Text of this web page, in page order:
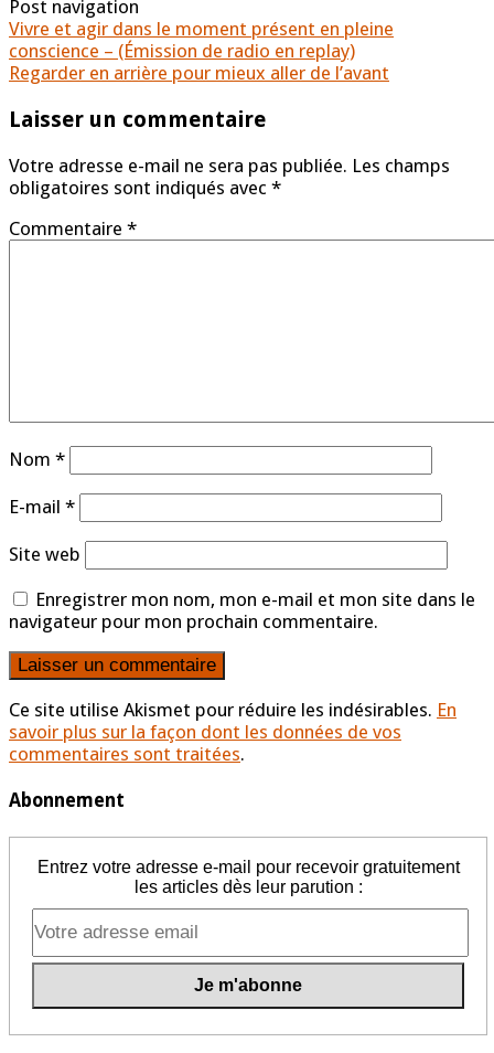
Post navigation
Vivre et agir dans le moment présent en pleine
conscience – (Émission de radio en replay)
Regarder en arrière pour mieux aller de l’avant
Laisser un commentaire
Votre adresse e-mail ne sera pas publiée. Les champs
obligatoires sont indiqués avec *
Commentaire *
Nom *
E-mail *
Site web
Enregistrer mon nom, mon e-mail et mon site dans le
navigateur pour mon prochain commentaire.
Ce site utilise Akismet pour réduire les indésirables. En
savoir plus sur la façon dont les données de vos
commentaires sont traitées.
Abonnement
Entrez votre adresse e-mail pour recevoir gratuitement
les articles dès leur parution :